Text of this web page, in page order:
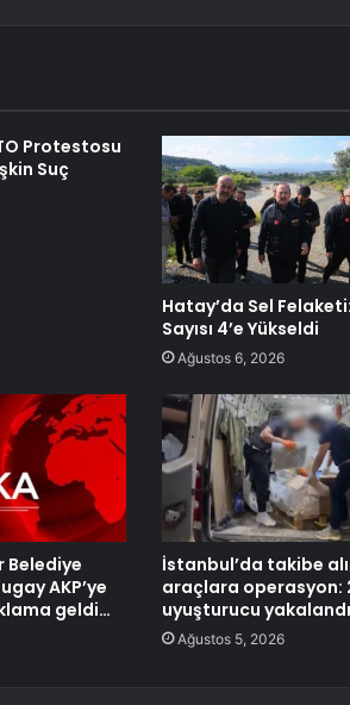
Protestosu
Suç
Hatay’da Sel
Sayısı 4’e Yükseldi
Ağustos 6, 2026
Belediye
AKP’ye
geldi…
İstanbul’da takibe
araçlara operasyon:
uyuşturucu yakalandı
Ağustos 5, 2026